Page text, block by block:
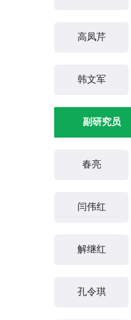
高凤芹
韩文军
副研究员
春亮
闫伟红
解继红
孔令琪